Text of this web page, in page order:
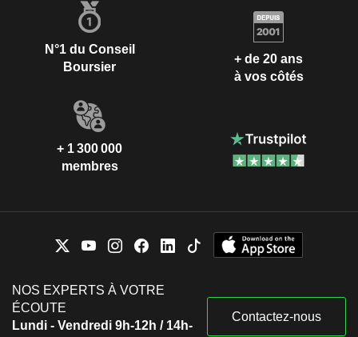
N°1 du Conseil
Boursier
+ de 20 ans
à vos côtés
+ 1 300 000
membres
NOS EXPERTS À VOTRE
ÉCOUTE
Lundi - Vendredi 9h-12h / 14h-
Contactez-nous